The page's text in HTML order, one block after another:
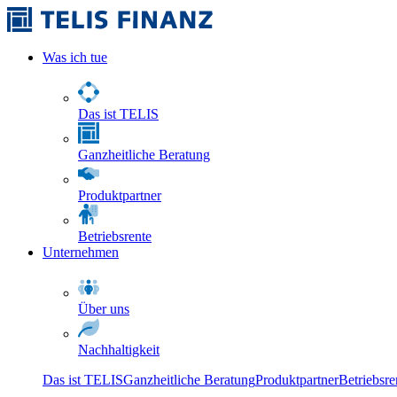
Was ich tue
Das ist TELIS
Ganzheitliche Beratung
Produktpartner
Betriebsrente
Unternehmen
Über uns
Nachhaltigkeit
Das ist TELISGanzheitliche BeratungProduktpartner